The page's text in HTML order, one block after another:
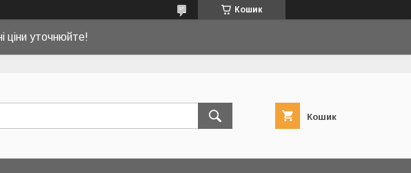
Кошик
ціни уточнюйте!
Кошик